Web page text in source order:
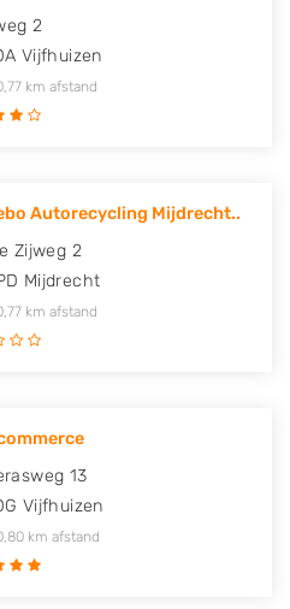
2
Vijfhuizen
km afstand
Autorecycling Mijdrecht..
Zijweg 2
Mijdrecht
km afstand
13
Vijfhuizen
km afstand